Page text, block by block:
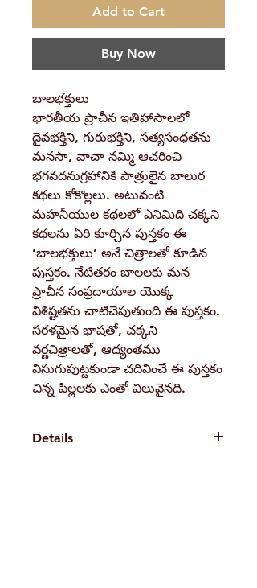
Add to Cart
Buy Now
బాలభక్తులు
భారతీయ ప్రాచీన ఇతిహాసాలలో
దైవభక్తిని, గురుభక్తిని, సత్యసంధతను
మనసా, వాచా నమ్మి ఆచరించి
భగవదనుగ్రహానికి పాత్రులైన బాలుర
కథలు కోకొల్లలు. అటువంటి
మహనీయుల కథలలో ఎనిమిది చక్కని
కథలను ఏరి కూర్చిన పుస్తకం ఈ
‘బాలభక్తులు’ అనే చిత్రాలతో కూడిన
పుస్తకం. నేటితరం బాలలకు మన
ప్రాచీన సంప్రదాయాల యొక్క
విశిష్టతను చాటిచెపుతుంది ఈ పుస్తకం.
సరళమైన భాషతో, చక్కని
వర్ణచిత్రాలతో, ఆద్యంతము
విసుగుపుట్టకుండా చదివించే ఈ పుస్తకం
చిన్న పిల్లలకు ఎంతో విలువైనది.
Details